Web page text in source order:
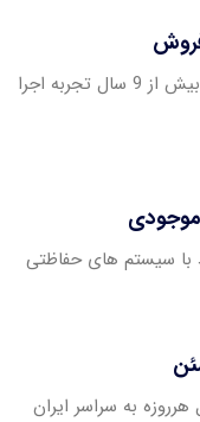
پشتیبانی و مشاوره فنی تیم هایپردوربین با بیش از 9 سال تجربه اجرا
موجودی
به سراسر ایران